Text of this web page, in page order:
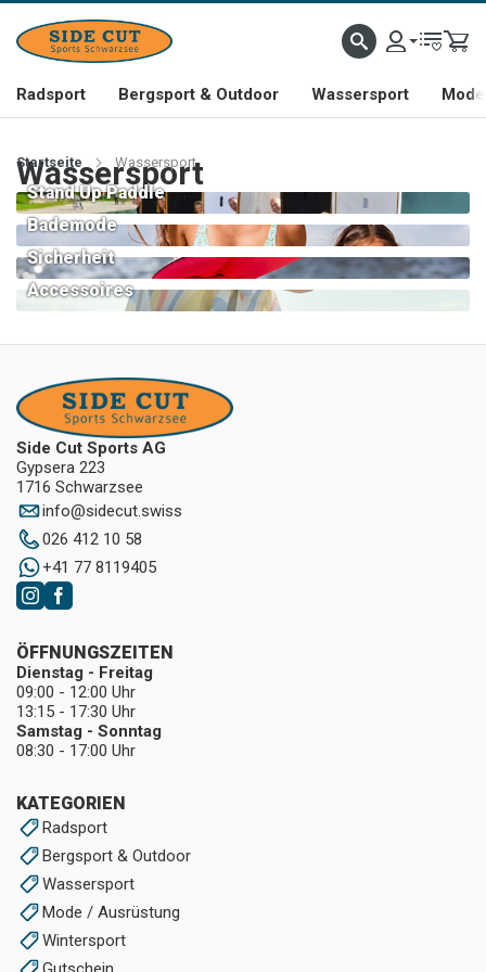
Radsport Bergsport & Outdoor Wassersport
Startseite Wassersport
Wassersport
Stand Up Paddle
Bademode
Sicherheit
Accessoires
Side Cut Sports AG
Gypsera 223
1716 Schwarzsee
info@sidecut.swiss
026 412 10 58
+41 77 8119405
KATEGORIEN
Radsport
Bergsport & Outdoor
Wassersport
Mode / Ausrüstung
Wintersport
ÖFFNUNGSZEITEN
Dienstag - Freitag
09:00 - 12:00 Uhr
13:15 - 17:30 Uhr
Samstag - Sonntag
08:30 - 17:00 Uhr